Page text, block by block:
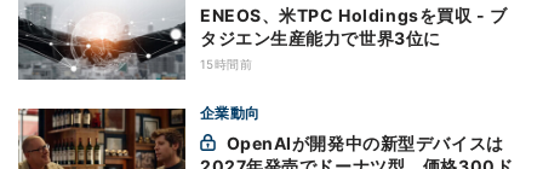
ENEOS、米TPC Holdingsを買収 - ブ
タジエン生産能力で世界3位に
15時間前
企業動向